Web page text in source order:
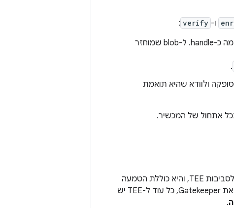
ו- verify
:
מקבלת blob של סיסמה, חותמת אותו ומחזירה את החתימה כ-handle. ל-blob שמוחזר
.
ולוודא שהיא תואמת
אתחול של המכשיר.
היא מערכת הפעלה מהימנה עם קוד פתוח של Google לסביבות TEE, והיא כוללת הטמעה
יכולה להטמיע את Gatekeeper, כל עוד ל-TEE יש
.